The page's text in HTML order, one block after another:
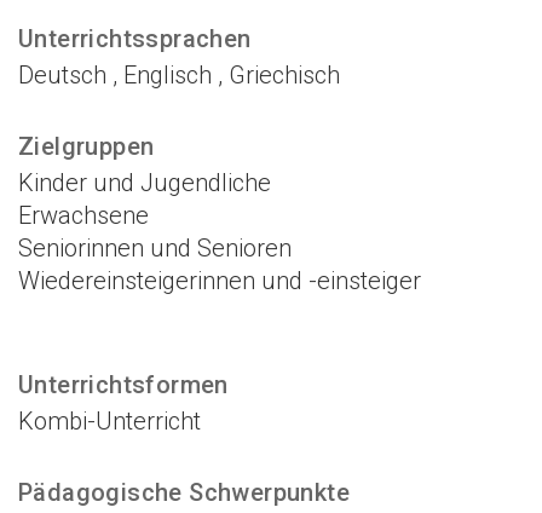
Unterrichtssprachen
Deutsch , Englisch , Griechisch
Zielgruppen
Kinder und Jugendliche
Erwachsene
Seniorinnen und Senioren
Wiedereinsteigerinnen und -einsteiger
Unterrichtsformen
Kombi-Unterricht
Pädagogische Schwerpunkte